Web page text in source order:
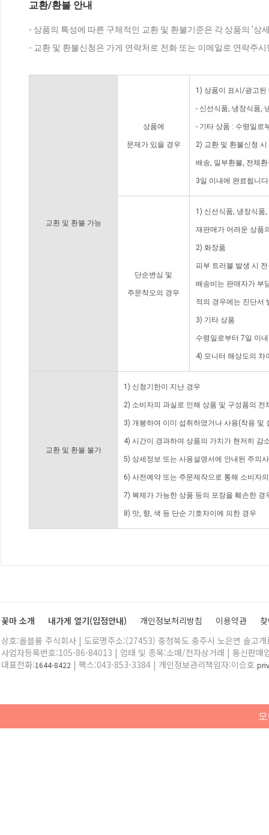
교환/환불 안내
- 상품의 특성에 따른 구체적인 교환 및 환불기준은 각 상품의 '상
- 교환 및 환불신청은 가게 연락처로 전화 또는 이메일로 연락주
교환 및 환불 가능
상품에
문제가 있을 경우
1) 상품이 표시/광고된
- 신선식품, 냉장식품,
- 기타 상품 : 수령일로
2) 교환 및 환불신청
배송, 일부환불, 전체
3일 이내에 완료됩니
단순변심 및
주문착오의 경우
1) 신선식품, 냉장식품
재판매가 어려운 상품
2) 화장품
피부 트러블 발생 시
배송비는 판매자가 부
적의 경우에는 진단서
3) 기타 상품
수령일로부터 7일 이
4) 모니터 해상도의 차
교환 및 환불 불가
1) 신청기한이 지난 경우
2) 소비자의 과실로 인해 상품 및 구성품의
3) 개봉하여 이미 섭취하였거나 사용(착용 및
4) 시간이 경과하여 상품의 가치가 현저히 감
5) 상세정보 또는 사용설명서에 안내된 주의
6) 사전예약 또는 주문제작으로 통해 소비자
7) 복제가 가능한 상품 등의 포장을 훼손한 경
8) 맛, 향, 색 등 단순 기호차이에 의한 경우
꽃마 소개 내가게 열기(입점안내) 개인정보처리방침 이용약관
상호:올블룸 주식회사 | 도로명주소:(27453) 충청북도 충주시 노은면 솔고
사업자등록번호:105-86-84013 | 업태 및 종목:소매/전자상거래 | 통신판매
대표전화:1644-8422 | 팩스:043-853-3384 | 개인정보관리책임자:이승호